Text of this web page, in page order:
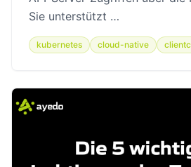
Sie unterstützt …
kubernetes cloud-native